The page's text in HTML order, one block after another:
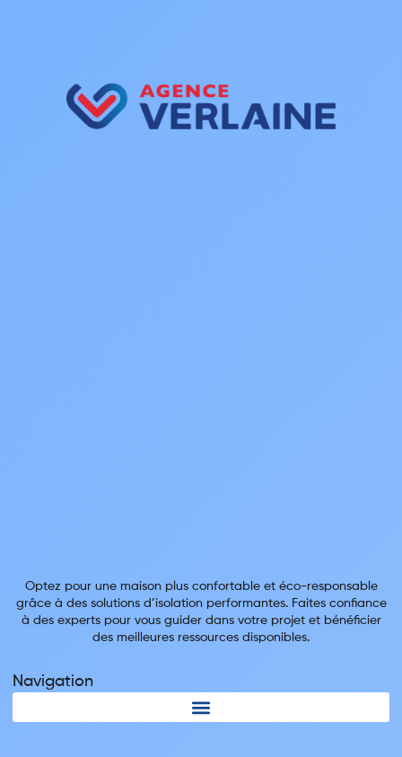
Optez pour une maison plus confortable et éco-responsable
grâce à des solutions d’isolation performantes. Faites confiance
à des experts pour vous guider dans votre projet et bénéficier
des meilleures ressources disponibles.
Navigation